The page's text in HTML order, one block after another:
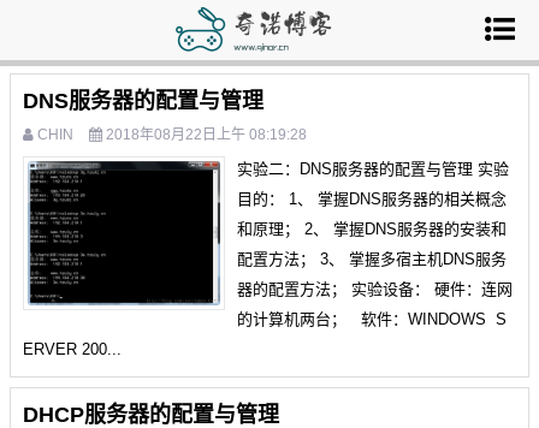
DNS服务器的配置与管理
CHIN 2018年08月22日上午 08:19:28
实验二：DNS服务器的配置与管理 实验
目的： 1、 掌握DNS服务器的相关概念
和原理； 2、 掌握DNS服务器的安装和
配置方法； 3、 掌握多宿主机DNS服务
器的配置方法； 实验设备： 硬件：连网
的计算机两台； 软件：WINDOWS S
ERVER 200...
DHCP服务器的配置与管理